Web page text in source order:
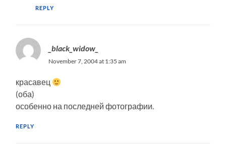
REPLY
_black_widow_
November 7, 2004 at 1:35 am
красавец
(оба)
особенно на последней фотографии.
REPLY